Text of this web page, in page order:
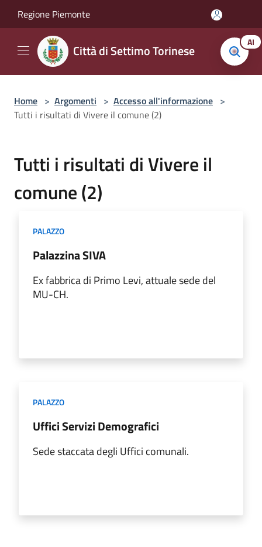
Regione Piemonte
Città di Settimo Torinese AI
Home > Argomenti > Accesso all'informazione >
Tutti i risultati di Vivere il comune (2)
Tutti i risultati di Vivere il
comune (2)
PALAZZO
Palazzina SIVA
Ex fabbrica di Primo Levi, attuale sede del
MU-CH.
PALAZZO
Uffici Servizi Demografici
Sede staccata degli Uffici comunali.